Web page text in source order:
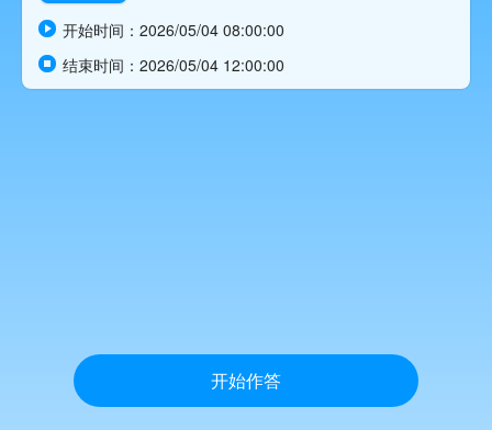
 开始时间： 2026/05/04 08:00:00
 结束时间： 2026/05/04 12:00:00
开始作答